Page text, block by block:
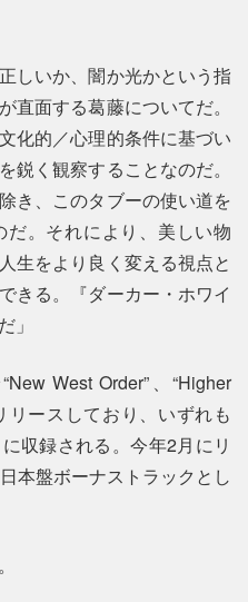
しいか、闇か光かという指
直面する葛藤についてだ。
化的／心理的条件に基づい
鋭く観察することなのだ。
き、このタブーの使い道を
。それにより、美しい物
生をより良く変える視点と
きる。『ダーカー・ホワイ
」
West Order”、“Higher
リースしており、いずれも
収録される。今年2月にリ
本盤ボーナストラックとし